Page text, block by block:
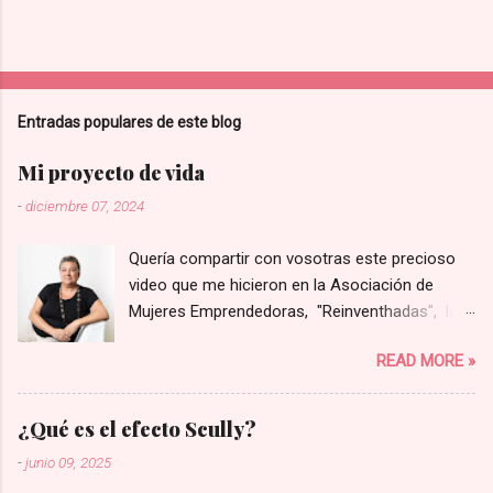
Entradas populares de este blog
Mi proyecto de vida
-diciembre 07, 2024
Quería compartir con vosotras este precioso
video que me hicieron en la Asociación de
Mujeres Emprendedoras, "Reinventhadas", las
poner en valor proyectos liderados por mujeres
de la provincia de Castellón. Entre todos los
presentados eligieron solo a ocho de ellos para
hacer un video corporativo, y yo tuve la gran
READ MORE »
¿Qué es el efecto Scully?
-junio 09, 2025